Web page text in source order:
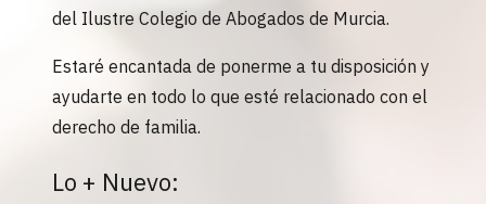
del Ilustre Colegio de Abogados de Murcia.
Estaré encantada de ponerme a tu disposición y
ayudarte en todo lo que esté relacionado con el
derecho de familia.
Lo + Nuevo: